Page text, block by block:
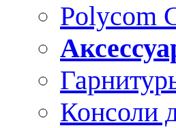
Polycom
Консоли